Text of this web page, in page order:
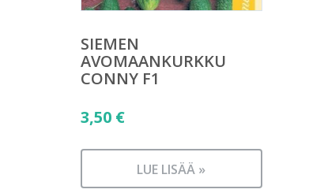
SIEMEN
AVOMAANKURKKU
CONNY F1
3,50 €
LUE LISÄÄ »